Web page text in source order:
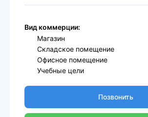
Вид коммерции:
Магазин
Складское помещение
Офисное помещение
Учебные цели
Позвонить